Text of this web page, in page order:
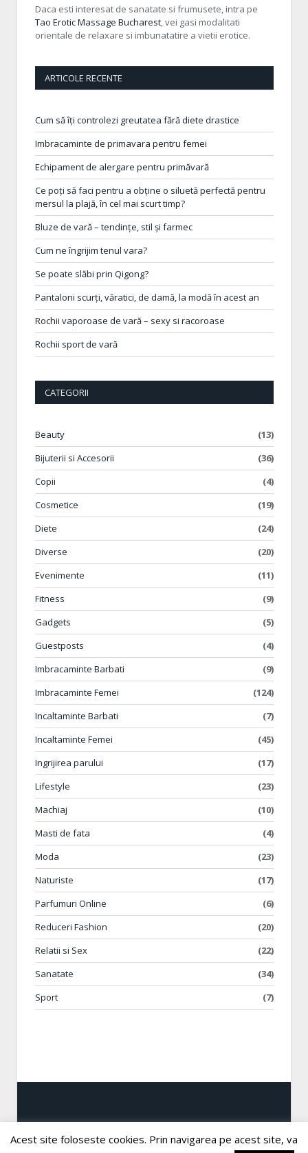
Daca esti interesat de sanatate si frumusete, intra pe
Tao Erotic Massage Bucharest, vei gasi modalitati
orientale de relaxare si imbunatatire a vietii erotice.
ARTICOLE RECENTE
Cum să îți controlezi greutatea fără diete drastice
Imbracaminte de primavara pentru femei
Echipament de alergare pentru primăvară
Ce poți să faci pentru a obține o siluetă perfectă pentru
mersul la plajă, în cel mai scurt timp?
Bluze de vară – tendințe, stil și farmec
Cum ne îngrijim tenul vara?
Se poate slăbi prin Qigong?
Pantaloni scurți, văratici, de damă, la modă în acest an
Rochii vaporoase de vară – sexy si racoroase
Rochii sport de vară
CATEGORII
Beauty
(13)
Bijuterii si Accesorii
(36)
Copii
(4)
Cosmetice
(19)
Diete
(24)
Diverse
(20)
Evenimente
(11)
Fitness
(9)
Gadgets
(5)
Guestposts
(4)
Imbracaminte Barbati
(9)
Imbracaminte Femei
(124)
Incaltaminte Barbati
(7)
Incaltaminte Femei
(45)
Ingrijirea parului
(17)
Lifestyle
(23)
Machiaj
(10)
Masti de fata
(4)
Moda
(23)
Naturiste
(17)
Parfumuri Online
(6)
Reduceri Fashion
(20)
Relatii si Sex
(22)
Sanatate
(34)
Sport
(7)
Acest site foloseste cookies. Prin navigarea pe acest site, va